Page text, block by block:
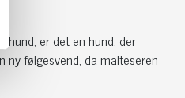
er det en hund, der
følgesvend, da malteseren